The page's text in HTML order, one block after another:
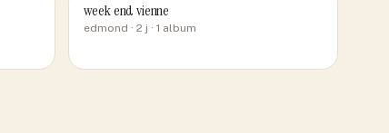
week end vienne
edmond · 2 j · 1 album